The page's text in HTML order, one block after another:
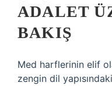
ADALET
BAKIŞ
Med harflerinin elif
zengin dil